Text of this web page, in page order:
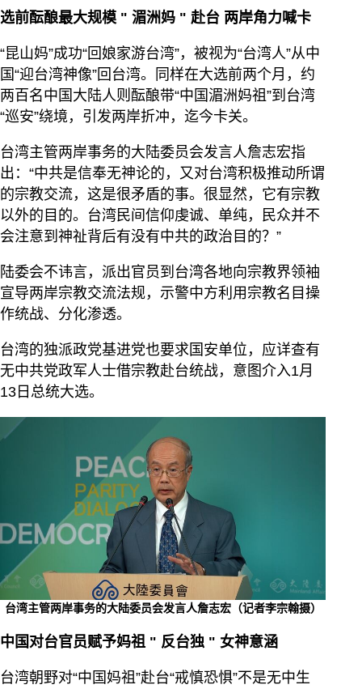
选前酝酿最大规模 " 湄洲妈 " 赴台 两岸角力喊卡
“昆山妈”成功“回娘家游台湾”，被视为“台湾人”从中
国“迎台湾神像”回台湾。同样在大选前两个月，约
两百名中国大陆人则酝酿带“中国湄洲妈祖”到台湾
“巡安”绕境，引发两岸折冲，迄今卡关。
台湾主管两岸事务的大陆委员会发言人詹志宏指
出：“中共是信奉无神论的，又对台湾积极推动所谓
的宗教交流，这是很矛盾的事。很显然，它有宗教
以外的目的。台湾民间信仰虔诚、单纯，民众并不
会注意到神祉背后有没有中共的政治目的？”
陆委会不讳言，派出官员到台湾各地向宗教界领袖
宣导两岸宗教交流法规，示警中方利用宗教名目操
作统战、分化渗透。
台湾的独派政党基进党也要求国安单位，应详查有
无中共党政军人士借宗教赴台统战，意图介入1月
13日总统大选。
台湾主管两岸事务的大陆委员会发言人詹志宏（记者李宗翰摄）
中国对台官员赋予妈祖 " 反台独 " 女神意涵
台湾朝野对“中国妈祖”赴台“戒慎恐惧”不是无中生